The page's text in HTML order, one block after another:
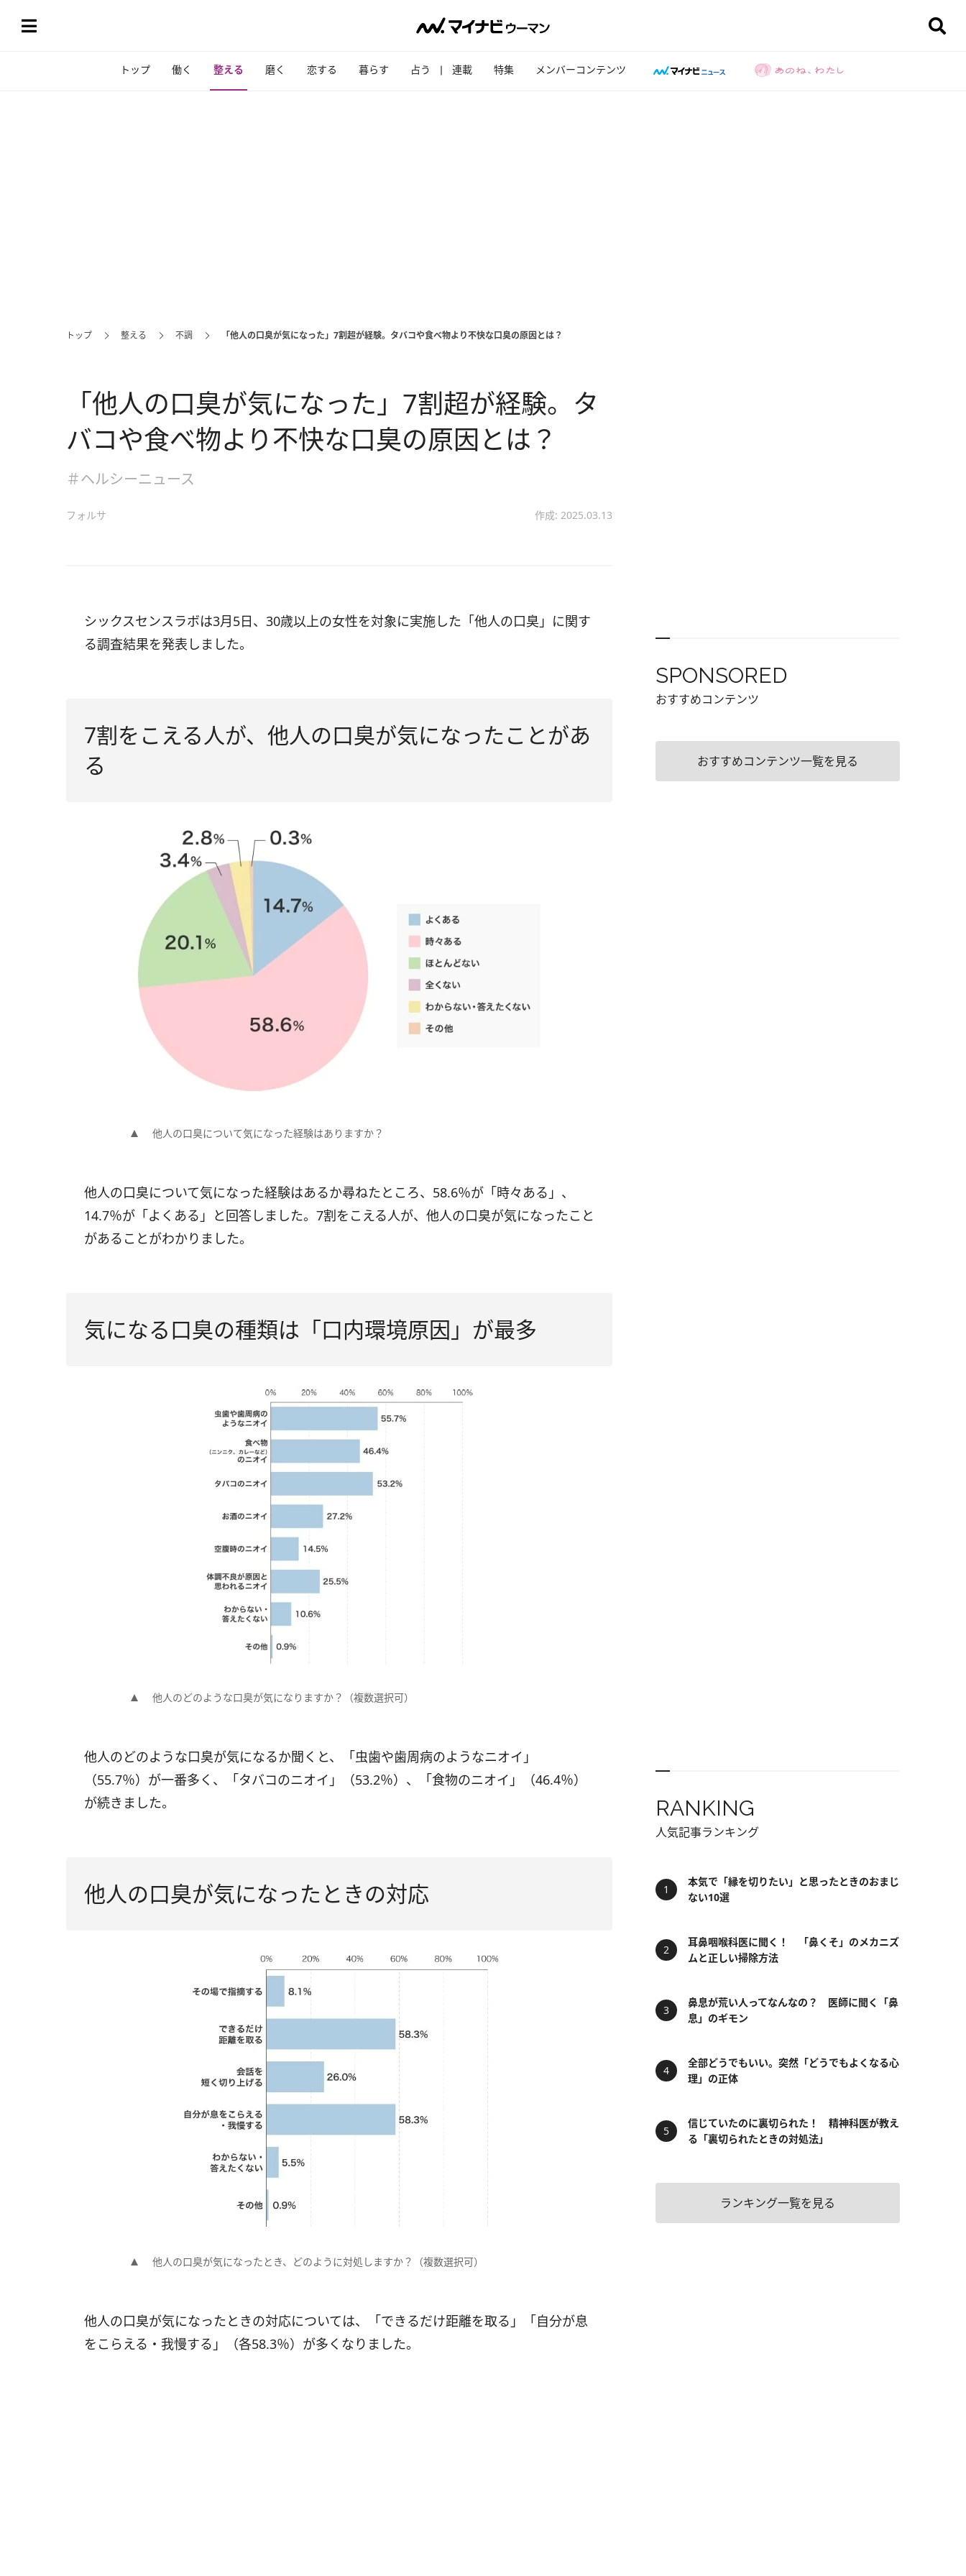
トップ 働く 整える 磨く 恋する 暮らす 占う 連載 特集 メンバーコンテンツ
トップ 整える 不調 「他人の口臭が気になった」7割超が経験。タバコや食べ物より不快な口臭の原因とは？
「他人の口臭が気になった」7割超が経験。タ
バコや食べ物より不快な口臭の原因とは？
＃ヘルシーニュース
フォルサ 作成: 2025.03.13
シックスセンスラボは3月5日、30歳以上の女性を対象に実施した「他人の口臭」に関す
る調査結果を発表しました。
7割をこえる人が、他人の口臭が気になったことがあ
る
他人の口臭について気になった経験はありますか？
他人の口臭について気になった経験はあるか尋ねたところ、58.6％が「時々ある」、
14.7％が「よくある」と回答しました。7割をこえる人が、他人の口臭が気になったこと
があることがわかりました。
気になる口臭の種類は「口内環境原因」が最多
他人のどのような口臭が気になりますか？（複数選択可）
他人のどのような口臭が気になるか聞くと、「虫歯や歯周病のようなニオイ」
（55.7％）が一番多く、「タバコのニオイ」（53.2％）、「食物のニオイ」（46.4％）
が続きました。
他人の口臭が気になったときの対応
他人の口臭が気になったとき、どのように対処しますか？（複数選択可）
他人の口臭が気になったときの対応については、「できるだけ距離を取る」「自分が息
をこらえる・我慢する」（各58.3％）が多くなりました。
SPONSORED
おすすめコンテンツ
おすすめコンテンツ一覧を見る
RANKING
人気記事ランキング
本気で「縁を切りたい」と思ったときのおまじ
ない10選
耳鼻咽喉科医に聞く！ 「鼻くそ」のメカニズ
ムと正しい掃除方法
鼻息が荒い人ってなんなの？ 医師に聞く「鼻
息」のギモン
全部どうでもいい。突然「どうでもよくなる心
理」の正体
信じていたのに裏切られた！ 精神科医が教え
る「裏切られたときの対処法」
ランキング一覧を見る